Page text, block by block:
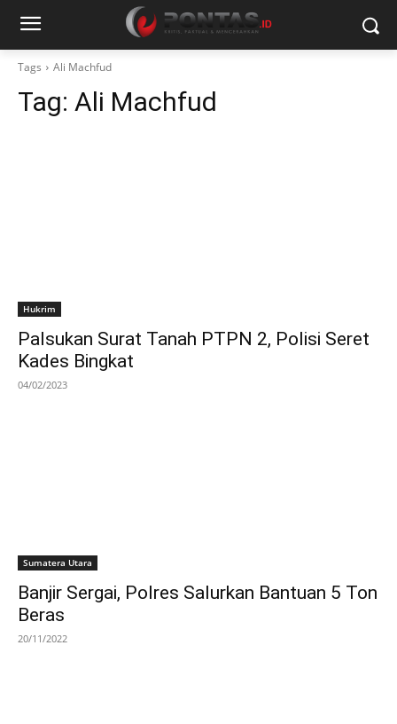
Tags Ali Machfud
Tag: Ali Machfud
Hukrim
Palsukan Surat Tanah PTPN 2, Polisi Seret
Kades Bingkat
04/02/2023
Sumatera Utara
Banjir Sergai, Polres Salurkan Bantuan 5 Ton
Beras
20/11/2022